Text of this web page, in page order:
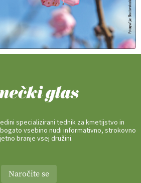
specializirani tednik za kmetijstvo in
vsebino nudi informativno, strokovno
branje vsej družini.
Naročite se